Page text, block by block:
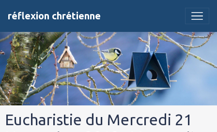
réflexion chrétienne
Eucharistie du Mercredi 21